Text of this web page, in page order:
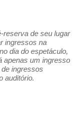
reserva de seu lugar
ingressos na
dia do espetáculo,
apenas um ingresso
ingressos
auditório.